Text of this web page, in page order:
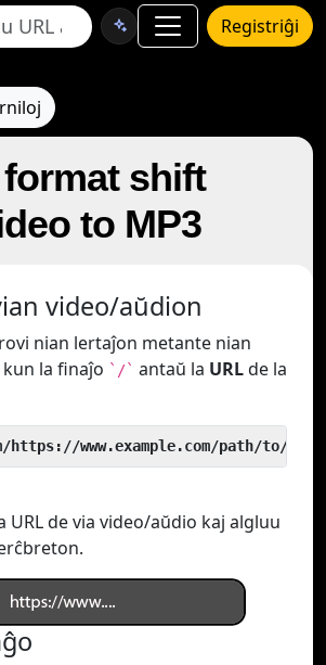
Registriĝi
shift
to MP3
video/aŭdion
nian lertaĵon metante nian
la finaĵo `/` antaŭ la URLde la
https://www.example.com/path/to/
URL de via video/aŭdio kaj algluu